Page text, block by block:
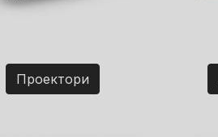
Проектори